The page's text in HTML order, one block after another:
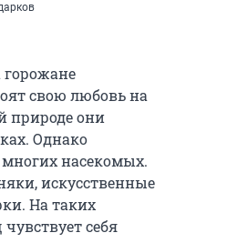
горожане
свою любовь на
природе они
Однако
насекомых.
искусственные
На таких
себя